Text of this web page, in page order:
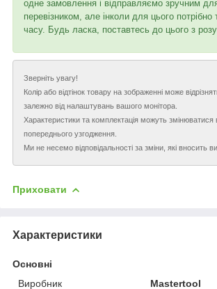
одне замовлення і відправляємо зручним
перевізником, але інколи для цього
часу. Будь ласка, поставтесь до цього з
Зверніть увагу!
Колір або відтінок товару на зображенні може
залежно від налаштувань вашого монітора.
Характеристики та комплектація можуть
попереднього узгодження.
Ми не несемо відповідальності за зміни, які вносить
Приховати
Характеристики
Основні
Виробник
Mastertool